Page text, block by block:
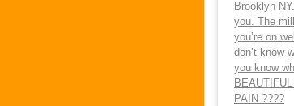
Brooklyn
you. The
you’re on
don’t know
you know
PAIN ????